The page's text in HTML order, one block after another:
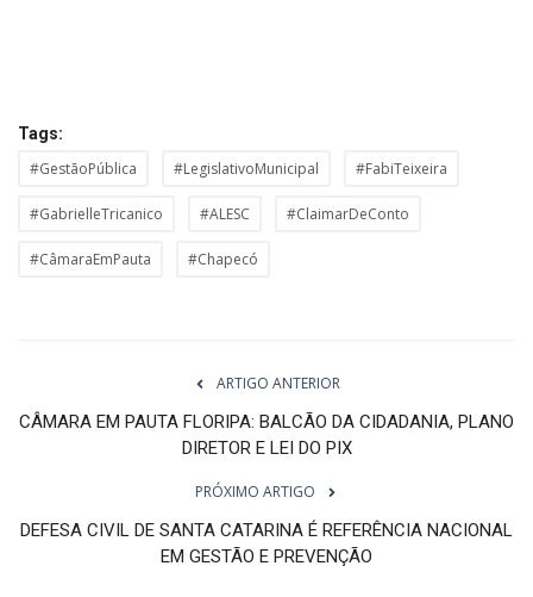
Tags:
#GestãoPública #LegislativoMunicipal #FabiTeixeira
#GabrielleTricanico #ALESC #ClaimarDeConto
#CâmaraEmPauta #Chapecó
ARTIGO ANTERIOR
CÂMARA EM PAUTA FLORIPA: BALCÃO DA CIDADANIA, PLANO
DIRETOR E LEI DO PIX
PRÓXIMO ARTIGO
DEFESA CIVIL DE SANTA CATARINA É REFERÊNCIA NACIONAL
EM GESTÃO E PREVENÇÃO